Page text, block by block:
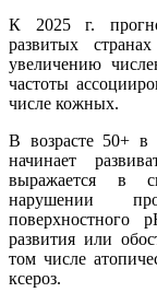
К 2025 г.
развитых
увеличению
частоты
числе кожных.
В возрасте 50+ в
начинает
выражается в
нарушении
поверхностного
развития или
том числе
ксероз.